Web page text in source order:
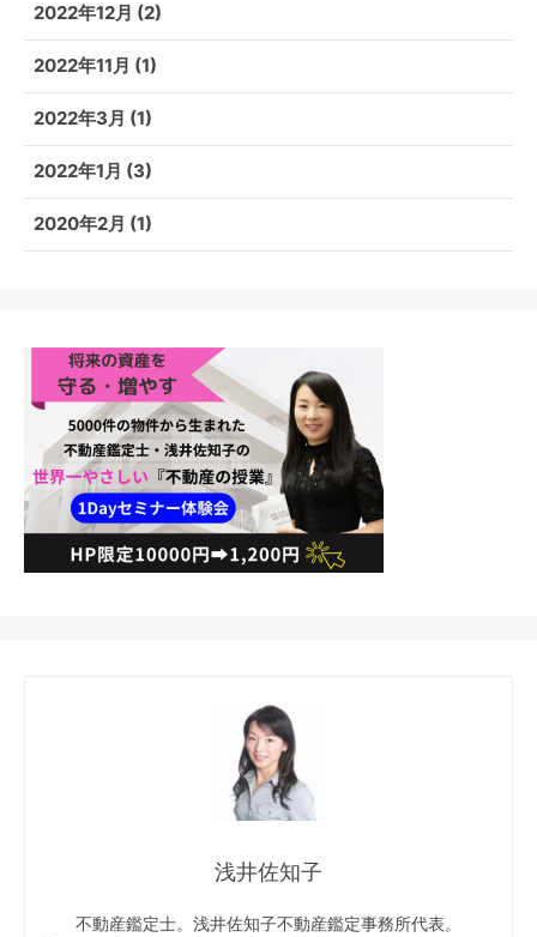
2022年12月 (2)
2022年11月 (1)
2022年3月 (1)
2022年1月 (3)
2020年2月 (1)
浅井佐知子
不動産鑑定士。浅井佐知子不動産鑑定事務所代表。